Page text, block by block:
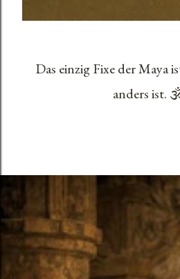
Das einzig Fixe der Maya
anders ist.